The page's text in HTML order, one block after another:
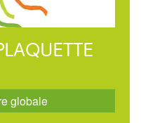
globale